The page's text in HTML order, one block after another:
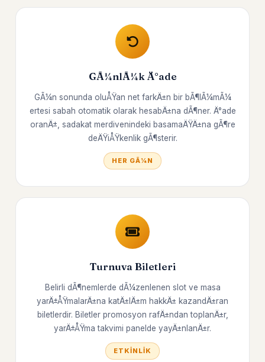
GÃ¼nlÃ¼k Ä°ade
GÃ¼n sonunda oluÅŸan net farkÄ±n bir bÃ¶lÃ¼mÃ¼
ertesi sabah otomatik olarak hesabÄ±na dÃ¶ner. Ä°ade
oranÄ±, sadakat merdivenindeki basamaÄŸÄ±na gÃ¶re
deÄŸiÅŸkenlik gÃ¶sterir.
HER GÃ¼N
Turnuva Biletleri
Belirli dÃ¶nemlerde dÃ¼zenlenen slot ve masa
yarÄ±ÅŸmalarÄ±na katÄ±lÄ±m hakkÄ± kazandÄ±ran
biletlerdir. Biletler promosyon rafÄ±ndan toplanÄ±r,
yarÄ±ÅŸma takvimi panelde yayÄ±nlanÄ±r.
ETKINLIK